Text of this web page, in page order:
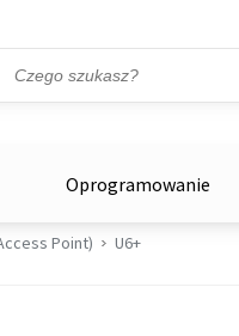
Oprogramowanie
Point) U6+